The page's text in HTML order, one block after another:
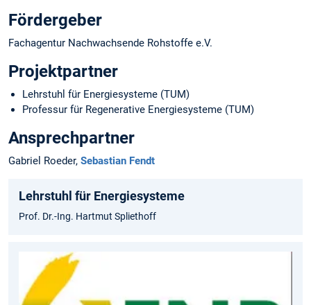
Fördergeber
Fachagentur Nachwachsende Rohstoffe e.V.
Projektpartner
Lehrstuhl für Energiesysteme (TUM)
Professur für Regenerative Energiesysteme (TUM)
Ansprechpartner
Gabriel Roeder, Sebastian Fendt
Lehrstuhl für Energiesysteme
Prof. Dr.-Ing. Hartmut Spliethoff